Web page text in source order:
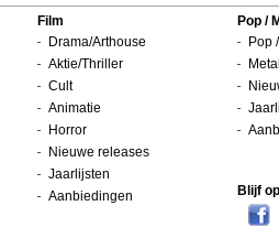
Film
Drama/Arthouse
Aktie/Thriller
Cult
Animatie
Horror
Nieuwe releases
Jaarlijsten
Aanbiedingen
Pop /
Pop
Blijf